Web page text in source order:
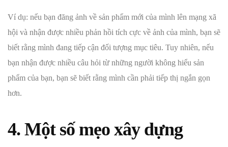
Ví dụ: nếu bạn đăng ảnh về sản phẩm mới của mình lên mạng xã
hội và nhận được nhiều phản hồi tích cực về ảnh của mình, bạn sẽ
biết rằng mình đang tiếp cận đối tượng mục tiêu. Tuy nhiên, nếu
bạn nhận được nhiều câu hỏi từ những người không hiểu sản
phẩm của bạn, bạn sẽ biết rằng mình cần phải tiếp thị ngắn gọn
hơn.
4. Một số mẹo xây dựng